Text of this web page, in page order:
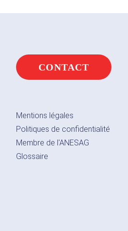
CONTACT
Mentions légales
Politiques de confidentialité
Membre de l'ANESAG
Glossaire